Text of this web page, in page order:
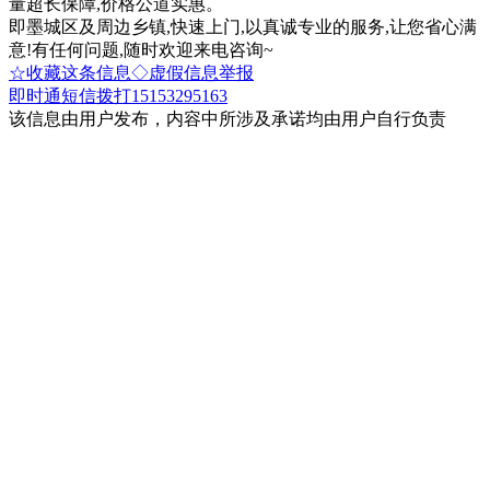
即墨城区及周边乡镇,快速上门,以真诚专业的服务,让您省心满
意!有任何问题,随时欢迎来电咨询~
☆收藏这条信息◇虚假信息举报
即时通短信拨打15153295163
该信息由用户发布，内容中所涉及承诺均由用户自行负责